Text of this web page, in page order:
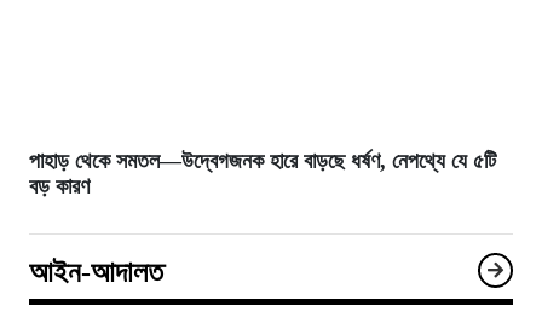
পাহাড় থেকে সমতল—উদ্বেগজনক হারে বাড়ছে ধর্ষণ, নেপথ্যে যে ৫টি
বড় কারণ
আইন-আদালত